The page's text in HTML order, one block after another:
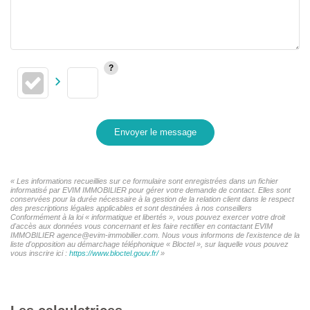
Envoyer le message
« Les informations recueillies sur ce formulaire sont enregistrées dans un fichier
informatisé par EVIM IMMOBILIER pour gérer votre demande de contact. Elles sont
conservées pour la durée nécessaire à la gestion de la relation client dans le respect
des prescriptions légales applicables et sont destinées à nos conseillers
Conformément à la loi « informatique et libertés », vous pouvez exercer votre droit
d'accès aux données vous concernant et les faire rectifier en contactant EVIM
IMMOBILIER agence@evim-immobilier.com. Nous vous informons de l'existence de la
liste d'opposition au démarchage téléphonique « Bloctel », sur laquelle vous pouvez
vous inscrire ici : https://www.bloctel.gouv.fr/»